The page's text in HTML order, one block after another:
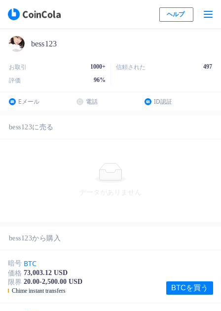
ヘルプ
bess123
お取引
1000+
評価
96%
信頼された 497
Eメール 電話 ID認証
bess123に売る
データがありません
bess123から購入
暗号 BTC
価格 73,003.12 USD
限界 20.00-2,500.00 USD
Chime instant transfers BTCを買う